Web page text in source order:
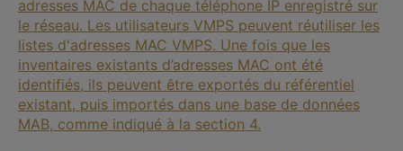
adresses MAC de chaque téléphone IP enregistré sur
le réseau. Les utilisateurs VMPS peuvent réutiliser les
listes d'adresses MAC VMPS. Une fois que les
inventaires existants d’adresses MAC ont été
identifiés, ils peuvent être exportés du référentiel
existant, puis importés dans une base de données
MAB, comme indiqué à la section 4.